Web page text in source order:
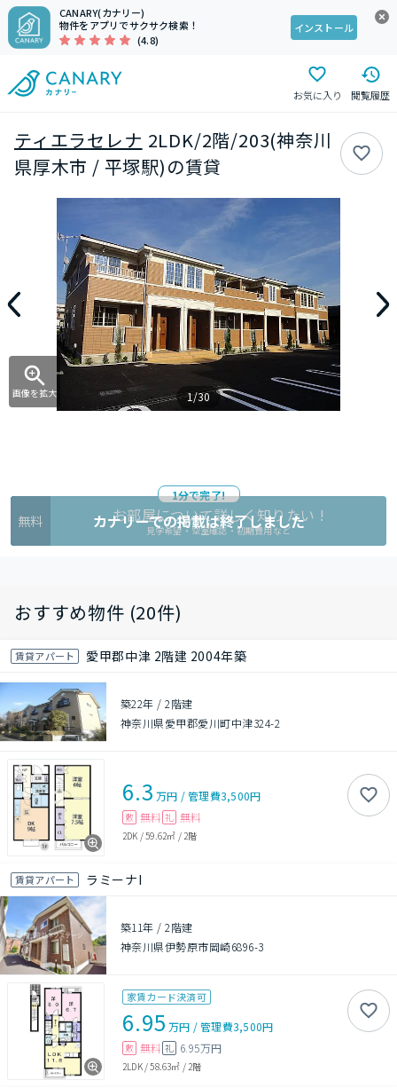
CANARY(カナリー)
物件をアプリでサクサク検索！
(4.8)
インストール
お気に入り 閲覧履歴
ティエラセレナ 2LDK/2階/203(神奈川
県厚木市 / 平塚駅)の賃貸
画像を拡大 1/30
1分で完了!
無料 お部屋について詳しく知りたい !
見学希望・空室確認・初期費用など
カナリーでの掲載は終了しました
おすすめ物件 (20件)
賃貸アパート 愛甲郡中津 2階建 2004年築
築22年 /2階建
神奈川県愛甲郡愛川町中津324-2
6.3 万円 /管理費3,500円
敷 無料 礼 無料
2DK /59.62㎡ / 2階
賃貸アパート ラミーナI
築11年 /2階建
神奈川県伊勢原市岡崎6896-3
家賃カード決済可
6.95 万円 /管理費3,500円
敷 無料 礼 6.95万円
2LDK/58.63㎡ /2階